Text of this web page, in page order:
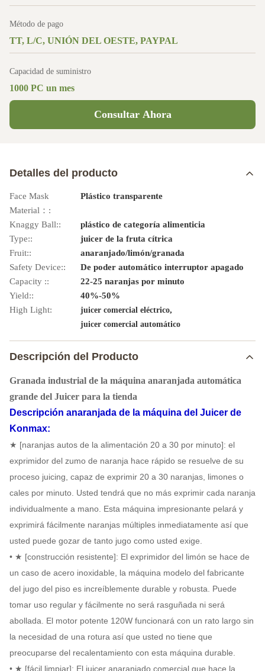
Método de pago
TT, L/C, UNIÓN DEL OESTE, PAYPAL
Capacidad de suministro
1000 PC un mes
Consultar Ahora
Detalles del producto
Face Mask
Material：:
Plástico transparente
Knaggy Ball::
plástico de categoría alimenticia
Type::
juicer de la fruta cítrica
Fruit::
anaranjado/limón/granada
Safety Device::
De poder automático interruptor apagado
Capacity ::
22-25 naranjas por minuto
Yield::
40%-50%
High Light:
juicer comercial eléctrico,
juicer comercial automático
Descripción del Producto
Granada industrial de la máquina anaranjada automática
grande del Juicer para la tienda
Descripción anaranjada de la máquina del Juicer de
Konmax:
★ [naranjas autos de la alimentación 20 a 30 por minuto]: el
exprimidor del zumo de naranja hace rápido se resuelve de su
proceso juicing, capaz de exprimir 20 a 30 naranjas, limones o
cales por minuto. Usted tendrá que no más exprimir cada naranja
individualmente a mano. Esta máquina impresionante pelará y
exprimirá fácilmente naranjas múltiples inmediatamente así que
usted puede gozar de tanto jugo como usted exige.
• ★ [construcción resistente]: El exprimidor del limón se hace de
un caso de acero inoxidable, la máquina modelo del fabricante
del jugo del piso es increíblemente durable y robusta. Puede
tomar uso regular y fácilmente no será rasguñada ni será
abollada. El motor potente 120W funcionará con un rato largo sin
la necesidad de una rotura así que usted no tiene que
preocuparse del recalentamiento con esta máquina durable.
• ★ [fácil limpiar]: El juicer anaranjado comercial que hace la